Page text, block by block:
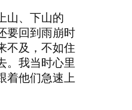
山、下山的
要回到雨崩时
不及，不如住
。我当时心里
着他们急速上